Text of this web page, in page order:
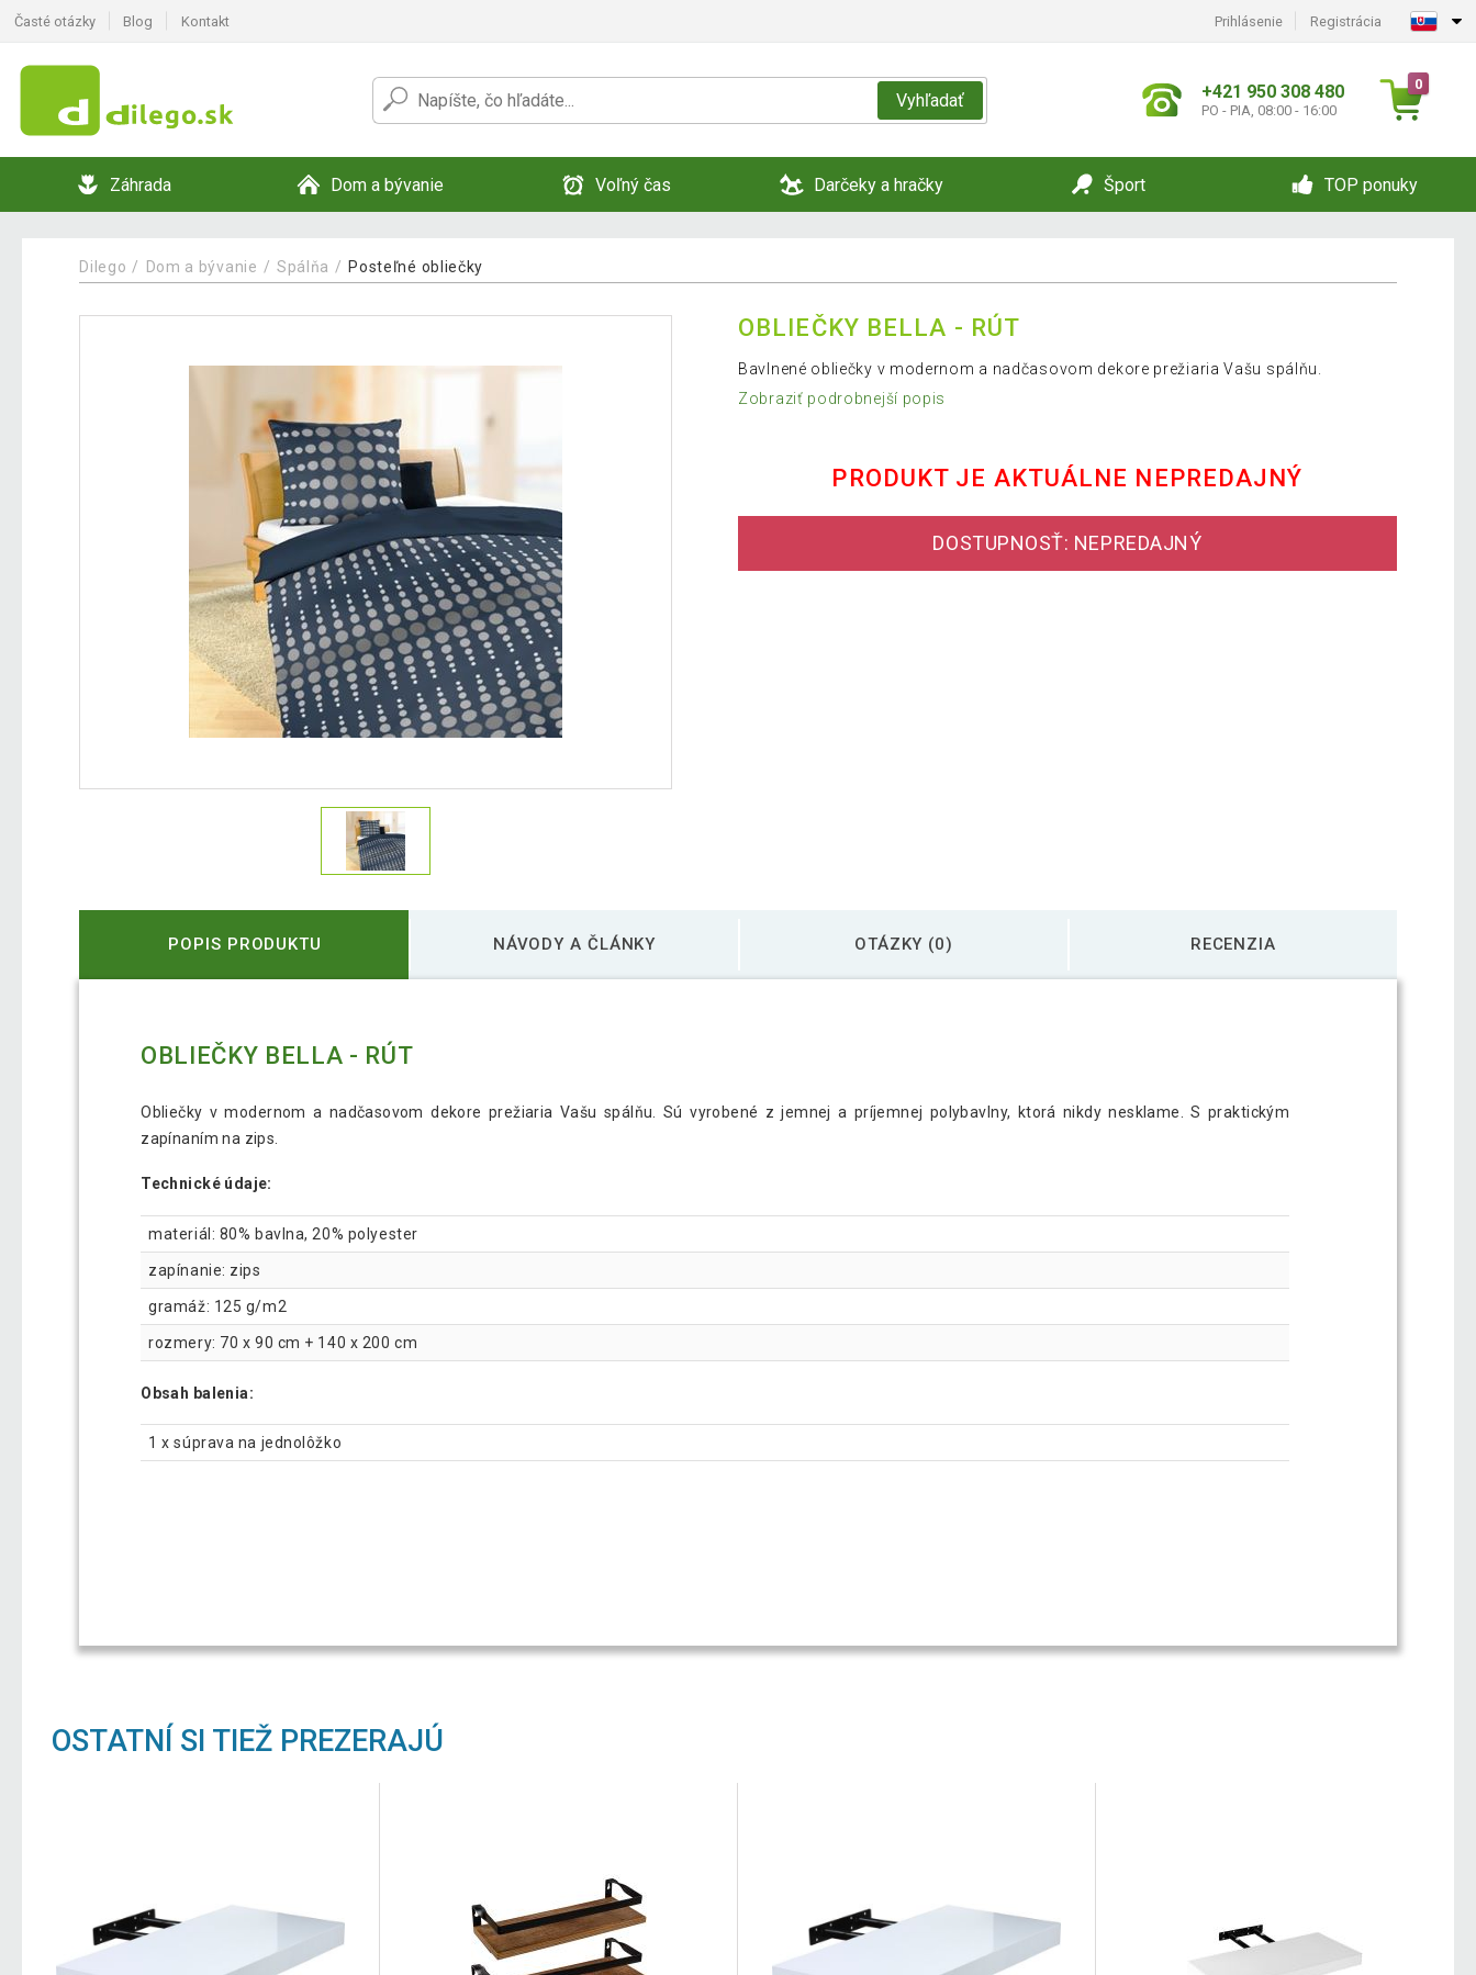
Časté otázky Blog Kontakt Prihlásenie Registrácia
Vyhľadať +421 950 308 480
PO - PIA, 08:00 - 16:00
0
Záhrada Dom a bývanie Voľný čas Darčeky a hračky Šport TOP ponuky
Dilego Dom a bývanie Spálňa Posteľné obliečky
OBLIEČKY BELLA - RÚT
Bavlnené obliečky v modernom a nadčasovom dekore prežiaria Vašu spálňu.
Zobraziť podrobnejší popis
PRODUKT JE AKTUÁLNE NEPREDAJNÝ
DOSTUPNOSŤ: NEPREDAJNÝ
POPIS PRODUKTU NÁVODY A ČLÁNKY OTÁZKY (0) RECENZIA
OBLIEČKY BELLA - RÚT
Obliečky v modernom a nadčasovom dekore prežiaria Vašu spálňu. Sú vyrobené z jemnej a príjemnej polybavlny, ktorá nikdy nesklame. S praktickým
zapínaním na zips.
Technické údaje:
materiál: 80% bavlna, 20% polyester
zapínanie: zips
gramáž: 125 g/m2
rozmery: 70 x 90 cm + 140 x 200 cm
Obsah balenia:
1 x súprava na jednolôžko
OSTATNÍ SI TIEŽ PREZERAJÚ